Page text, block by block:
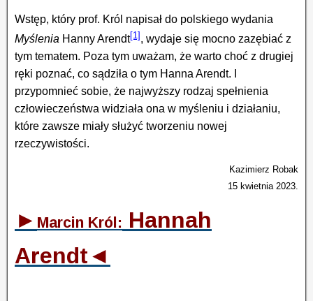
Wstęp, który prof. Król napisał do polskiego wydania
Myślenia Hanny Arendt[1] , wydaje się mocno zazębiać z
tym tematem. Poza tym uważam, że warto choć z drugiej
ręki poznać, co sądziła o tym Hanna Arendt. I
przypomnieć sobie, że najwyższy rodzaj spełnienia
człowieczeństwa widziała ona w myśleniu i działaniu,
które zawsze miały służyć tworzeniu nowej
rzeczywistości.
Kazimierz Robak
15 kwietnia 2023.
► Marcin Król: Hannah
Arendt◄